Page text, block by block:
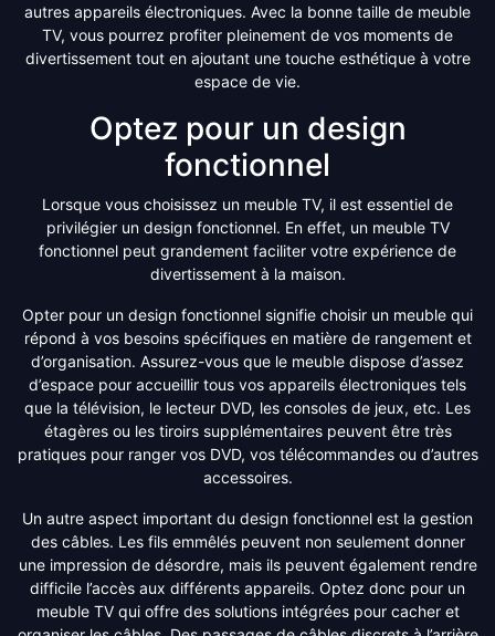
autres appareils électroniques. Avec la bonne taille de meuble
TV, vous pourrez profiter pleinement de vos moments de
divertissement tout en ajoutant une touche esthétique à votre
espace de vie.
Optez pour un design
fonctionnel
Lorsque vous choisissez un meuble TV, il est essentiel de
privilégier un design fonctionnel. En effet, un meuble TV
fonctionnel peut grandement faciliter votre expérience de
divertissement à la maison.
Opter pour un design fonctionnel signifie choisir un meuble qui
répond à vos besoins spécifiques en matière de rangement et
d’organisation. Assurez-vous que le meuble dispose d’assez
d’espace pour accueillir tous vos appareils électroniques tels
que la télévision, le lecteur DVD, les consoles de jeux, etc. Les
étagères ou les tiroirs supplémentaires peuvent être très
pratiques pour ranger vos DVD, vos télécommandes ou d’autres
accessoires.
Un autre aspect important du design fonctionnel est la gestion
des câbles. Les fils emmêlés peuvent non seulement donner
une impression de désordre, mais ils peuvent également rendre
difficile l’accès aux différents appareils. Optez donc pour un
meuble TV qui offre des solutions intégrées pour cacher et